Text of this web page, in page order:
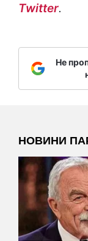
Twitter.
Не